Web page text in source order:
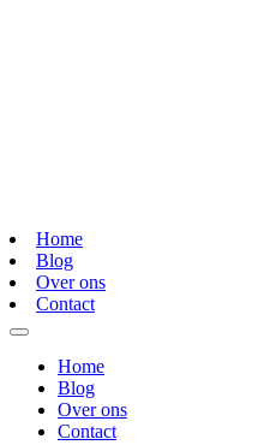
Home
Blog
Over ons
Contact
Home
Blog
Over ons
Contact